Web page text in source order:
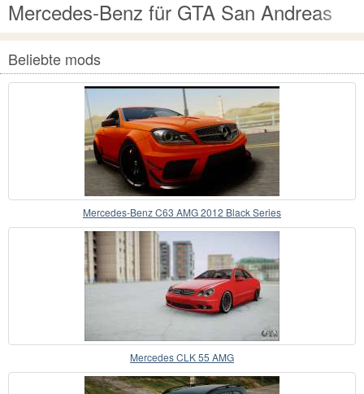
Mercedes-Benz für GTA San Andreas
Beliebte mods
Mercedes-Benz C63 AMG 2012 Black Series
Mercedes CLK 55 AMG